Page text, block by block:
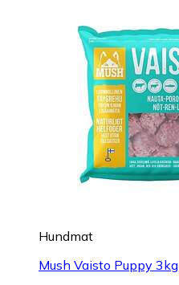
Hundmat
Mush Vaisto Puppy 3kg